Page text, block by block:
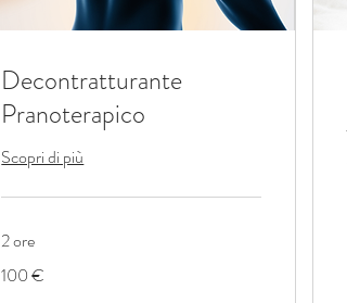
Decontratturante
Pranoterapico
Scopri di più
2 ore
euro
100 €